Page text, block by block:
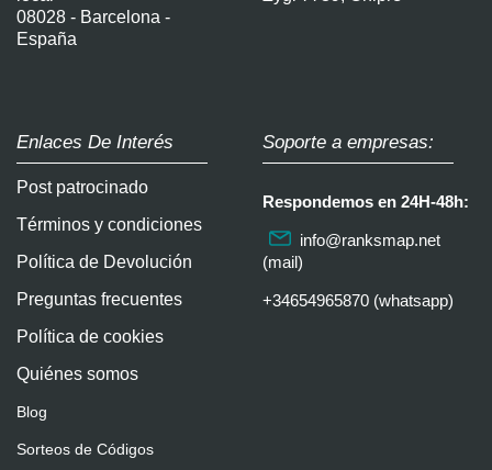
08028 - Barcelona -
España
Enlaces De Interés
Post patrocinado
Términos y condiciones
Política de Devolución
Preguntas frecuentes
Política de cookies
Quiénes somos
Blog
Sorteos de Códigos
Soporte a empresas:
Respondemos en 24H-48h:
info@ranksmap.net
(mail)
+34654965870 (whatsapp)